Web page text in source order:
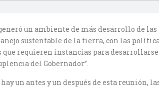
un ambiente de más desarrollo de las
sustentable de la tierra, con las
requieren instancias para desarrollarse
del Gobernador”.
un antes y un después de esta reunión,